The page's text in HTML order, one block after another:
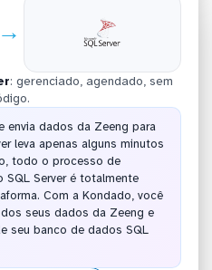
→
: gerenciado, agendado, sem
envia dados da Zeeng para
leva apenas alguns minutos
todo o processo de
Server é totalmente
Com a Kondado, você
seus dados da Zeeng e
seu banco de dados SQL